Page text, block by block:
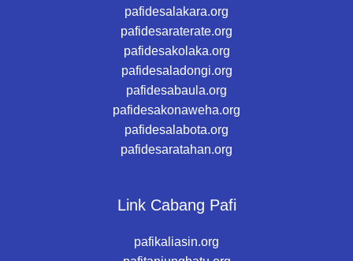
pafidesalakara.org
pafidesaraterate.org
pafidesakolaka.org
pafidesaladongi.org
pafidesabaula.org
pafidesakonaweha.org
pafidesalabota.org
pafidesaratahan.org
Link Cabang Pafi
pafikaliasin.org